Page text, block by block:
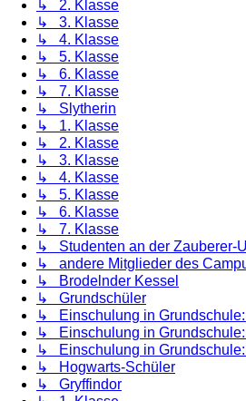
↳ 2. Klasse
↳ 3. Klasse
↳ 4. Klasse
↳ 5. Klasse
↳ 6. Klasse
↳ 7. Klasse
↳ Slytherin
↳ 1. Klasse
↳ 2. Klasse
↳ 3. Klasse
↳ 4. Klasse
↳ 5. Klasse
↳ 6. Klasse
↳ 7. Klasse
↳ Studenten an der Zauberer-
↳ andere Mitglieder des
↳ Brodelnder Kessel
↳ Grundschüler
↳ Einschulung in Grundschule:
↳ Einschulung in Grundschule:
↳ Einschulung in Grundschule:
↳ Hogwarts-Schüler
↳ Gryffindor